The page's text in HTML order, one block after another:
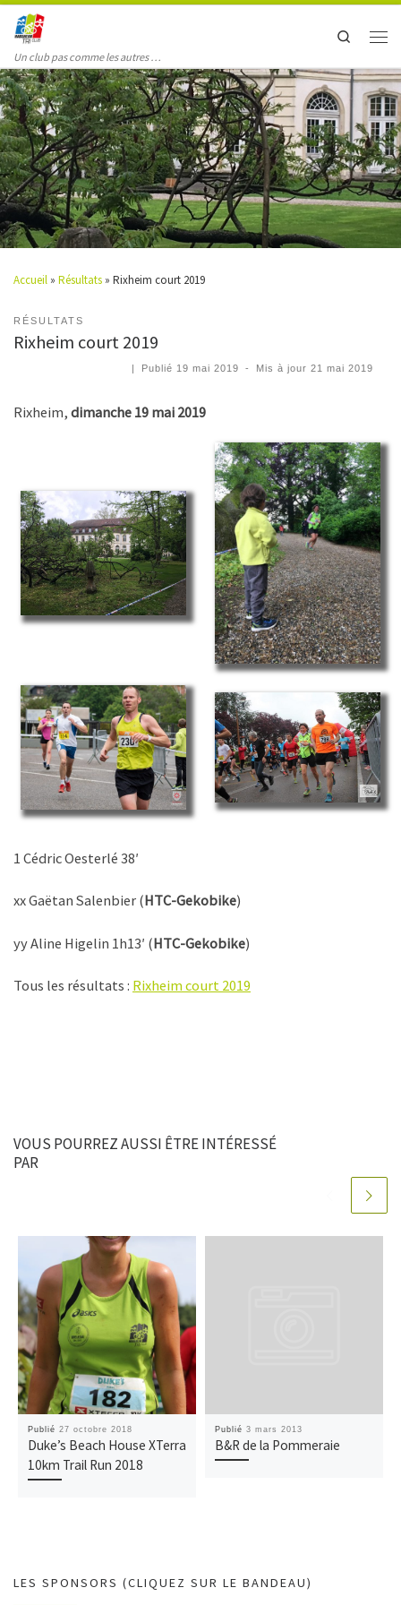
Un club pas comme les autres …
Search
Accueil » Résultats » Rixheim court 2019
RÉSULTATS
Rixheim court 2019
| Publié 19 mai 2019 - Mis à jour21 mai 2019
Rixheim, dimanche 19 mai 2019
1 Cédric Oesterlé 38′
xx Gaëtan Salenbier (HTC-Gekobike)
yy Aline Higelin 1h13′ (HTC-Gekobike)
Tous les résultats : Rixheim court 2019
VOUS POURREZ AUSSI ÊTRE INTÉRESSÉ
PAR
Publié 27 octobre 2018
Duke’s Beach House XTerra
10km Trail Run 2018
Publié 3 mars 2013
B&R de la Pommeraie
LES SPONSORS (CLIQUEZ SUR LE BANDEAU)